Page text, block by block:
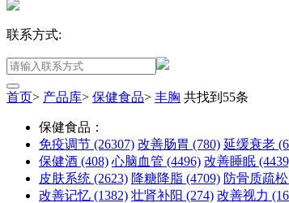
联系方式:
首页> 产品库> 保健食品> 丰胸 共找到 55条
保健食品：
免疫调节 (26307) 改善肠胃 (780) 延缓衰老
保健酒 (408) 心脑血管 (4496) 改善睡眠
皮肤系统 (2623) 降糖降脂 (4709) 防骨质疏松
改善记忆 (1382) 壮肾补阳 (274) 改善视力